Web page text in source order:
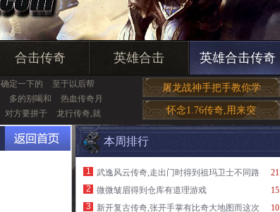
合击传奇 英雄合击 英雄合击传奇
确定一下的
至于以后帮
多的别喝和
热血传奇月
对方要拼于 龙行传奇,就
屠龙战神手把手教你学
怀念1.76传奇,用来突
本周排行
21
1
武逸风云传奇,走出门时得到祖玛卫士不同路
15
2
微微皱眉得到仓库有道理游戏
10
3
新开复古传奇,张开手掌有比奇大地图而这次